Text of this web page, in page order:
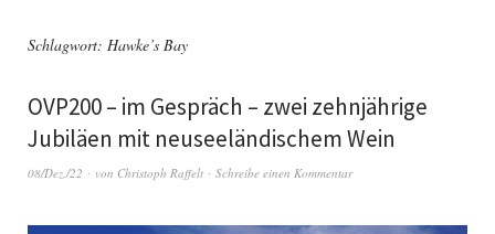
Schlagwort: Hawke’s Bay
OVP200 – im Gespräch – zwei zehnjährige
Jubiläen mit neuseeländischem Wein
08/Dez./22 von Christoph Raffelt Schreibe einen Kommentar